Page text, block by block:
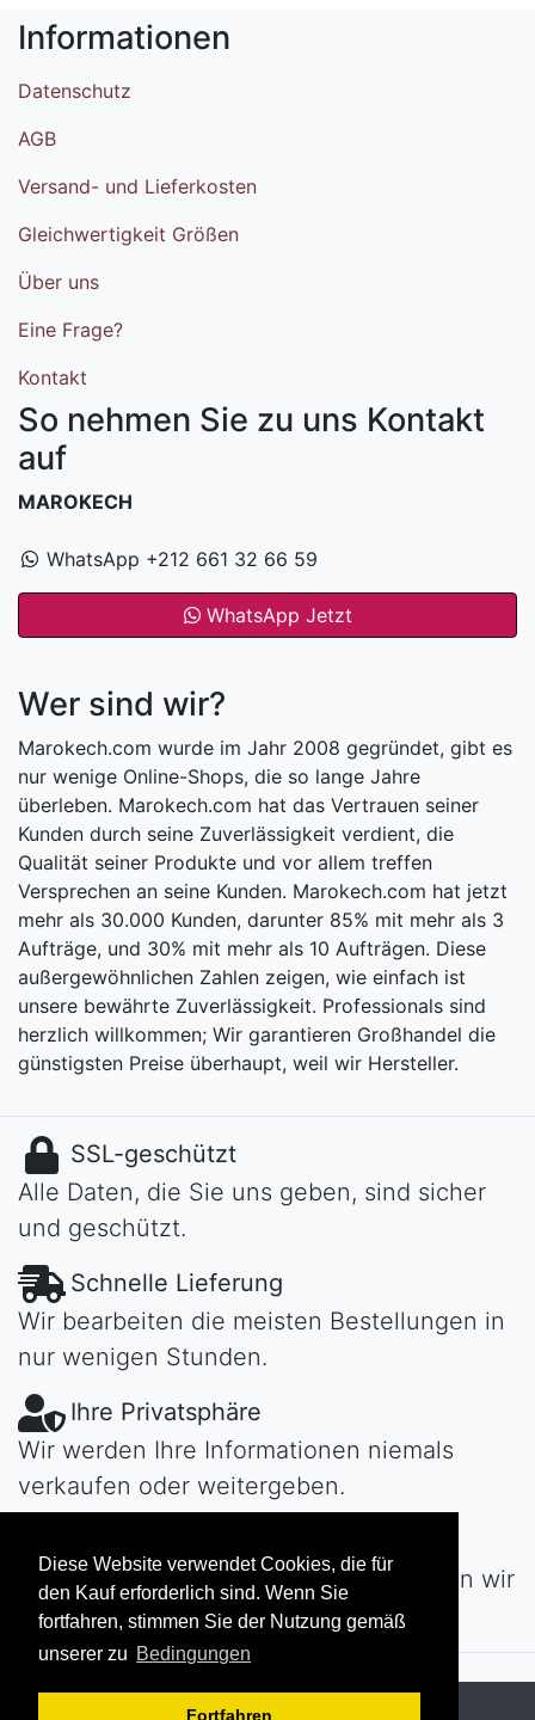
Diese Website verwendet Cookies, die für
den Kauf erforderlich sind. Wenn Sie
fortfahren, stimmen Sie der Nutzung gemäß
unserer zu Bedingungen
Fortfahren
Informationen
Datenschutz
AGB
Versand- und Lieferkosten
Gleichwertigkeit Größen
Über uns
Eine Frage?
Kontakt
So nehmen Sie zu uns Kontakt
auf
MAROKECH
WhatsApp +212 661 32 66 59
WhatsApp Jetzt
Wer sind wir?
Marokech.com wurde im Jahr 2008 gegründet, gibt es
nur wenige Online-Shops, die so lange Jahre
überleben. Marokech.com hat das Vertrauen seiner
Kunden durch seine Zuverlässigkeit verdient, die
Qualität seiner Produkte und vor allem treffen
Versprechen an seine Kunden. Marokech.com hat jetzt
mehr als 30.000 Kunden, darunter 85% mit mehr als 3
Aufträge, und 30% mit mehr als 10 Aufträgen. Diese
außergewöhnlichen Zahlen zeigen, wie einfach ist
unsere bewährte Zuverlässigkeit. Professionals sind
herzlich willkommen; Wir garantieren Großhandel die
günstigsten Preise überhaupt, weil wir Hersteller.
SSL-geschützt
Alle Daten, die Sie uns geben, sind sicher
und geschützt.
Schnelle Lieferung
Wir bearbeiten die meisten Bestellungen in
nur wenigen Stunden.
Ihre Privatsphäre
Wir werden Ihre Informationen niemals
verkaufen oder weitergeben.
Kontaktiere uns!Tag oder Nacht werden wir
uns schnell bei Ihnen melden...